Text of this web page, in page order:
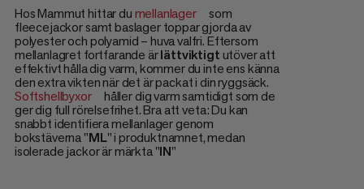
Hos Mammut hittar dumellanlager
som
fleecejackor samt baslager toppar gjorda av
polyester och polyamid – huva valfri. Eftersom
mellanlagret fortfarande ärlättviktigtutöver att
effektivt hålla dig varm, kommer du inte ens känna
den extra vikten när det är packat i din ryggsäck.
Softshellbyxor
håller dig varm samtidigt som de
ger dig full rörelsefrihet. Bra att veta: Du kan
snabbt identifiera mellanlager genom
bokstäverna "ML" i produktnamnet, medan
isolerade jackor är märkta "IN"